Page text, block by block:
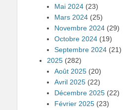
Mai 2024 (23)
Mars 2024 (25)
Novembre 2024 (29)
Octobre 2024 (19)
Septembre 2024 (21)
2025 (282)
Août 2025 (20)
Avril 2025 (22)
Décembre 2025 (22)
Février 2025 (23)